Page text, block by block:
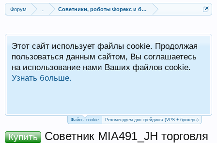
Форум Советники, роботы Форекс и бинарных опционов
Этот сайт использует файлы cookie. Продолжая
пользоваться данным сайтом, Вы соглашаетесь
на использование нами Ваших файлов cookie.
Узнать больше.
Файлы cookie Рекомендуем для трейдинга (VPS + брокеры)
Купить
Советник MIA491_JH торговля